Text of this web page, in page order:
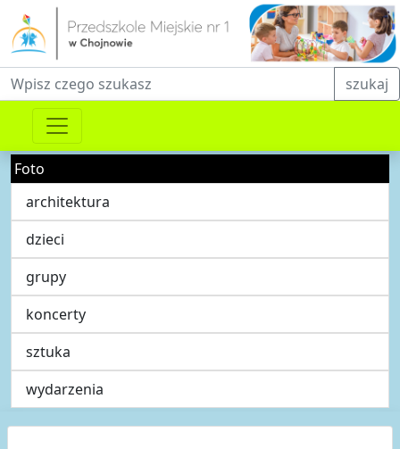
Fraza do wyszukiwania szukaj
Foto
architektura
dzieci
grupy
koncerty
sztuka
wydarzenia